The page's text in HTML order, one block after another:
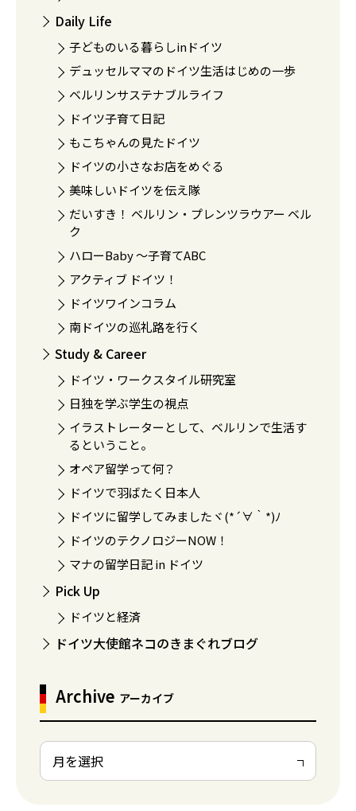
Daily Life
子どものいる暮らしinドイツ
デュッセルママのドイツ生活はじめの一歩
ベルリンサステナブルライフ
ドイツ子育て日記
もこちゃんの見たドイツ
ドイツの小さなお店をめぐる
美味しいドイツを伝え隊
だいすき！ ベルリン・プレンツラウアー ベル
ク
ハローBaby 〜子育てABC
アクティブ ドイツ！
ドイツワインコラム
南ドイツの巡礼路を行く
Study & Career
ドイツ・ワークスタイル研究室
日独を学ぶ学生の視点
イラストレーターとして、ベルリンで生活す
るということ。
オペア留学って何？
ドイツで羽ばたく日本人
ドイツに留学してみましたヾ(*´∀｀*)ﾉ
ドイツのテクノロジーNOW！
マナの留学日記 in ドイツ
Pick Up
ドイツと経済
ドイツ大使館ネコのきまぐれブログ
Archive アーカイブ